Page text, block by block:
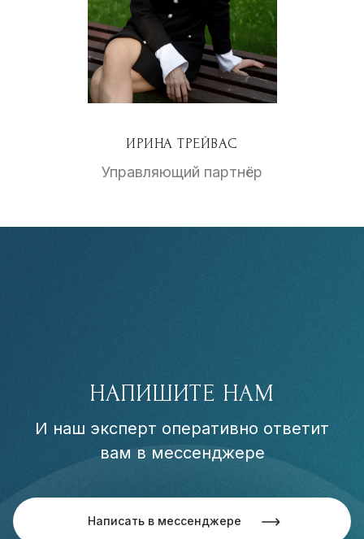
ИРИНА ТРЕЙВАС
Управляющий партнёр
НАПИШИТЕ НАМ
И наш эксперт оперативно ответит
вам в мессенджере
Написать в мессенджере